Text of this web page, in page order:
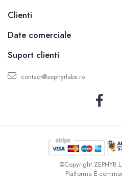
Clienti
Date comerciale
Suport clienti
contact@zephyrlabs.ro
©Copyright ZEPHYR
Platforma E-